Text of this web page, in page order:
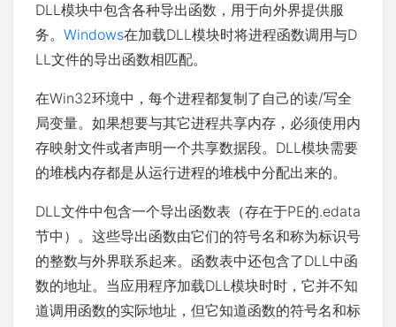
DLL模块中包含各种导出函数，用于向外界提供服
务。 Windows在加载DLL模块时将进程函数调用与D
LL文件的导出函数相匹配。
在Win32环境中，每个进程都复制了自己的读/写全
局变量。如果想要与其它进程共享内存，必须使用内
存映射文件或者声明一个共享数据段。DLL模块需要
的堆栈内存都是从运行进程的堆栈中分配出来的。
DLL文件中包含一个导出函数表（存在于PE的.edata
节中）。这些导出函数由它们的符号名和称为标识号
的整数与外界联系起来。函数表中还包含了DLL中函
数的地址。当应用程序加载DLL模块时时，它并不知
道调用函数的实际地址，但它知道函数的符号名和标